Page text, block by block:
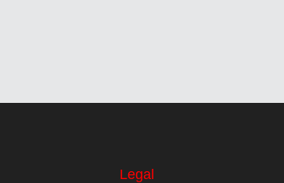
Legal